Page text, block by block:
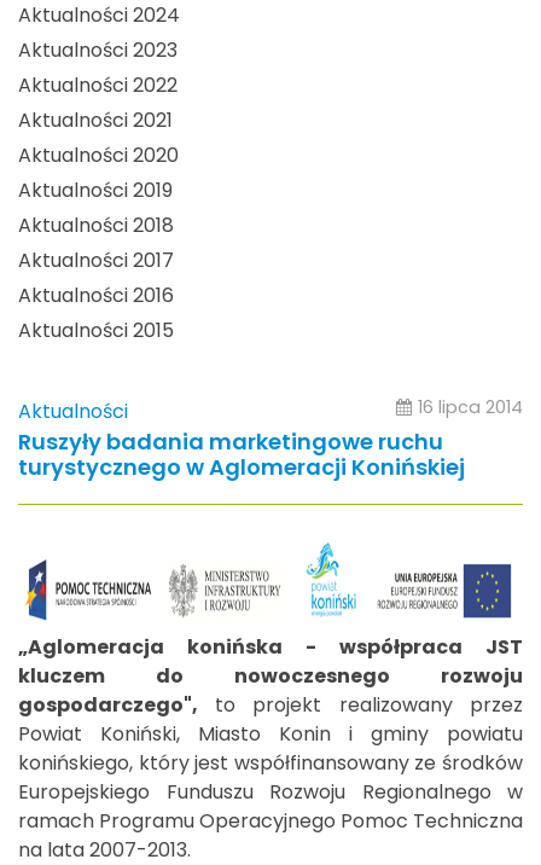
Aktualności 2024
Aktualności 2023
Aktualności 2022
Aktualności 2021
Aktualności 2020
Aktualności 2019
Aktualności 2018
Aktualności 2017
Aktualności 2016
Aktualności 2015
Aktualności 16 lipca 2014
Ruszyły badania marketingowe ruchu
turystycznego w Aglomeracji Konińskiej
„Aglomeracja konińska - współpraca JST
kluczem do nowoczesnego rozwoju
gospodarczego", to projekt realizowany przez
Powiat Koniński, Miasto Konin i gminy powiatu
konińskiego, który jest współfinansowany ze środków
Europejskiego Funduszu Rozwoju Regionalnego w
ramach Programu Operacyjnego Pomoc Techniczna
na lata 2007-2013.